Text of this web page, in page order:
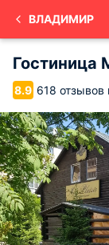
ВЛАДИМИР
Гостиница
8.9 618 отзывов